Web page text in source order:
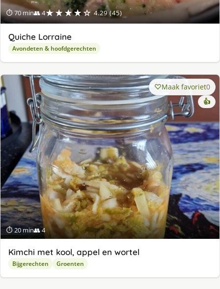
⏱ 70 min👥 4★★★★☆ 4.29 (45)
Quiche Lorraine
Avondeten & hoofdgerechten
⏱ 20 min👥 4
Maak favoriet0
👍
Kimchi met kool, appel en wortel
Bijgerechten Groenten